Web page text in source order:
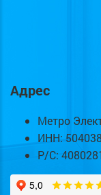
Адрес
Метро
ИНН:
Р/С: